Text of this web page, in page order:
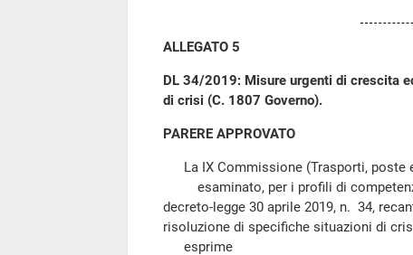
ALLEGATO 5
DL 34/2019: Misure urgenti di crescita
di crisi (C. 1807 Governo).
PARERE APPROVATO
La IX Commissione (Trasporti, poste
esaminato, per i profili di
decreto-legge 30 aprile 2019, n. 34,
risoluzione di specifiche situazioni di
esprime